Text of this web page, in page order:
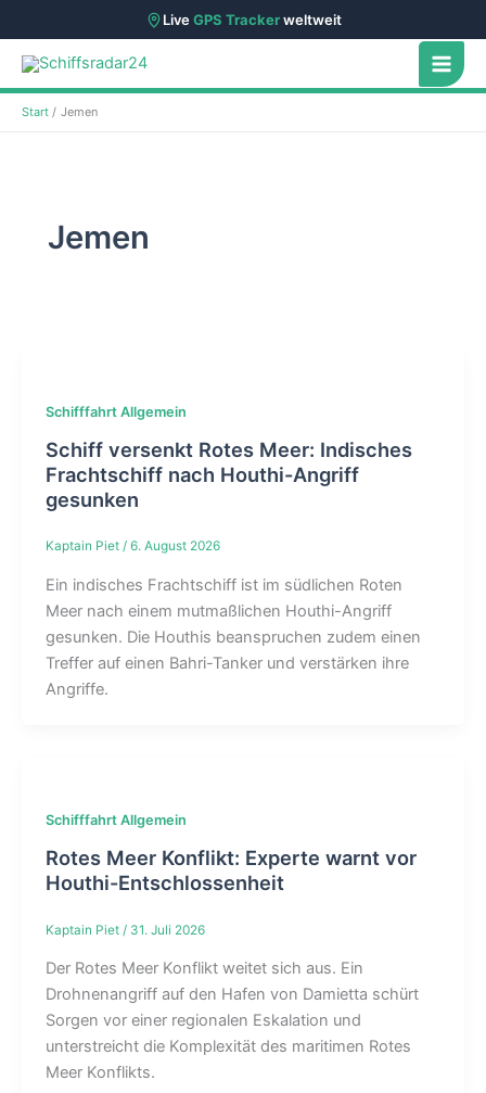
LiveGPS Trackerweltweit
Zum
Inhalt
springen
Start Jemen
Jemen
Schifffahrt Allgemein
Schiff versenkt Rotes Meer: Indisches
Frachtschiff nach Houthi-Angriff
gesunken
Kaptain Piet / 6. August 2026
Ein indisches Frachtschiff ist im südlichen Roten
Meer nach einem mutmaßlichen Houthi-Angriff
gesunken. Die Houthis beanspruchen zudem einen
Treffer auf einen Bahri-Tanker und verstärken ihre
Angriffe.
Schifffahrt Allgemein
Rotes Meer Konflikt: Experte warnt vor
Houthi-Entschlossenheit
Kaptain Piet / 31. Juli 2026
Der Rotes Meer Konflikt weitet sich aus. Ein
Drohnenangriff auf den Hafen von Damietta schürt
Sorgen vor einer regionalen Eskalation und
unterstreicht die Komplexität des maritimen Rotes
Meer Konflikts.